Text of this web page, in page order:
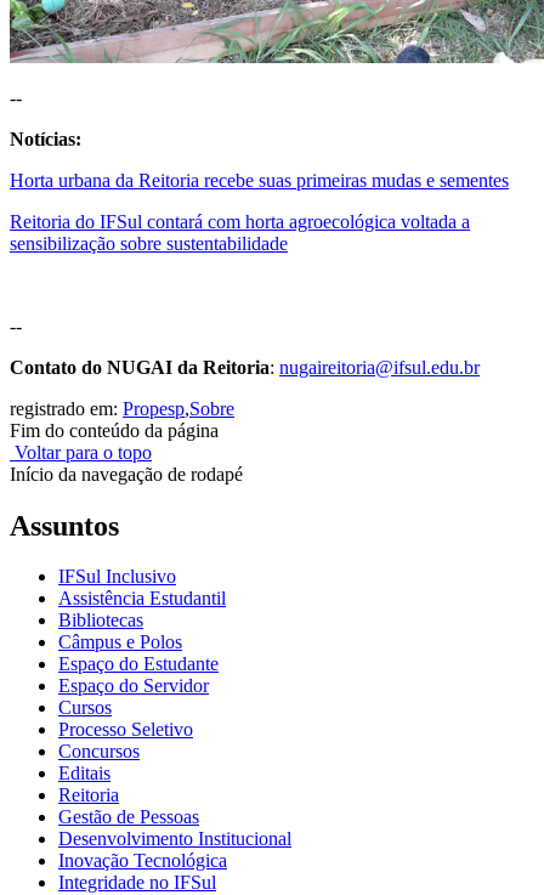
--
Notícias:
Horta urbana da Reitoria recebe suas primeiras mudas e sementes
Reitoria do IFSul contará com horta agroecológica voltada a
sensibilização sobre sustentabilidade
--
Contato do NUGAI da Reitoria: nugaireitoria@ifsul.edu.br
registrado em: Propesp,Sobre
Fim do conteúdo da página
Voltar para o topo
Início da navegação de rodapé
Assuntos
IFSul Inclusivo
Assistência Estudantil
Bibliotecas
Câmpus e Polos
Espaço do Estudante
Espaço do Servidor
Cursos
Processo Seletivo
Concursos
Editais
Reitoria
Gestão de Pessoas
Desenvolvimento Institucional
Inovação Tecnológica
Integridade no IFSul